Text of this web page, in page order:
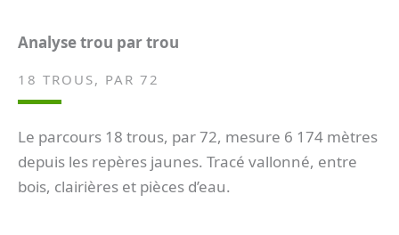
Analyse trou par trou
18 TROUS, PAR 72
Le parcours 18 trous, par 72, mesure 6 174 mètres
depuis les repères jaunes. Tracé vallonné, entre
bois, clairières et pièces d’eau.